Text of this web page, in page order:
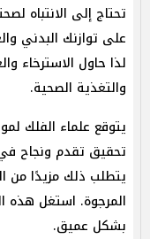
تحتاج إلى الانتباه
على توازنك البدني
لذا حاول الاسترخاء
والتغذية الصحية.
يتوقع علماء الفلك
تحقيق تقدم ونجاح
يتطلب ذلك مزيدًا من
المرجوة. استغل هذه
بشكل عميق.